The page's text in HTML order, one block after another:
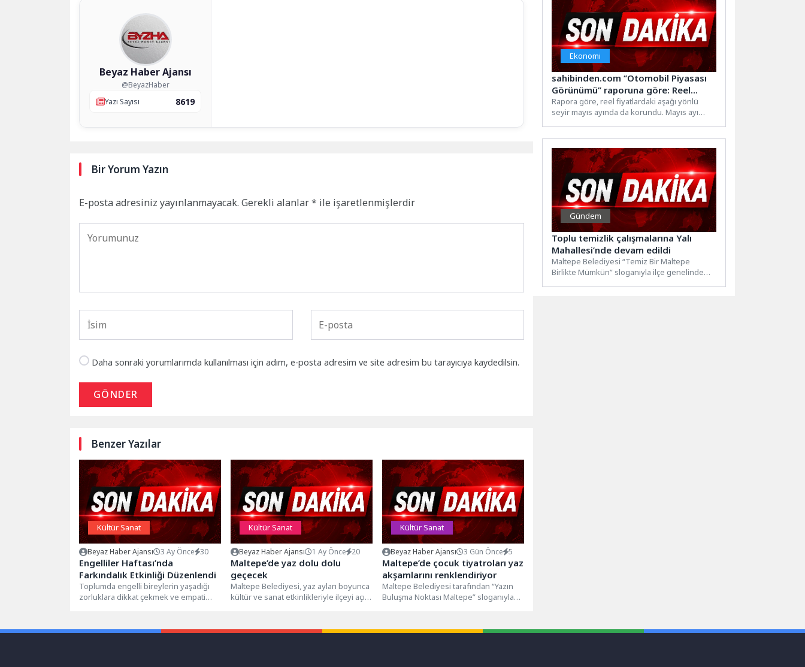
Beyaz Haber Ajansı
@BeyazHaber
Yazı Sayısı
8619
Bir Yorum Yazın
E-posta adresiniz yayınlanmayacak. Gerekli alanlar* ile işaretlenmişlerdir
Daha sonraki yorumlarımda kullanılması için adım, e-posta adresim ve site adresim bu tarayıcıya kaydedilsin.
GÖNDER
Benzer Yazılar
Kültür Sanat
Beyaz Haber Ajansı 3 Ay Önce 30
Engelliler Haftası’nda
Farkındalık Etkinliği Düzenlendi
Toplumda engelli bireylerin yaşadığı
zorluklara dikkat çekmek ve empati
Kültür Sanat
Beyaz Haber Ajansı 1 Ay Önce 20
Maltepe’de yaz dolu dolu
geçecek
Maltepe Belediyesi, yaz ayları boyunca
kültür ve sanat etkinlikleriyle ilçeyi açık
Kültür Sanat
Beyaz Haber Ajansı 3 Gün Önce 5
Maltepe’de çocuk tiyatroları yaz
akşamlarını renklendiriyor
Maltepe Belediyesi tarafından “Yazın
Buluşma Noktası Maltepe” sloganıyla
Ekonomi
sahibinden.com ‘’Otomobil Piyasası
Görünümü’’ raporuna göre: Reel
Fiyatlar Gerilerken Talep
Göstergelerinde Bayram Etkisi Öne
Çıktı
Rapora göre, reel fiyatlardaki aşağı yönlü
seyir mayıs ayında da korundu. Mayıs ayı
Gündem
Toplu temizlik çalışmalarına Yalı
Mahallesi’nde devam edildi
Maltepe Belediyesi “Temiz Bir Maltepe
Birlikte Mümkün” sloganıyla ilçe genelinde